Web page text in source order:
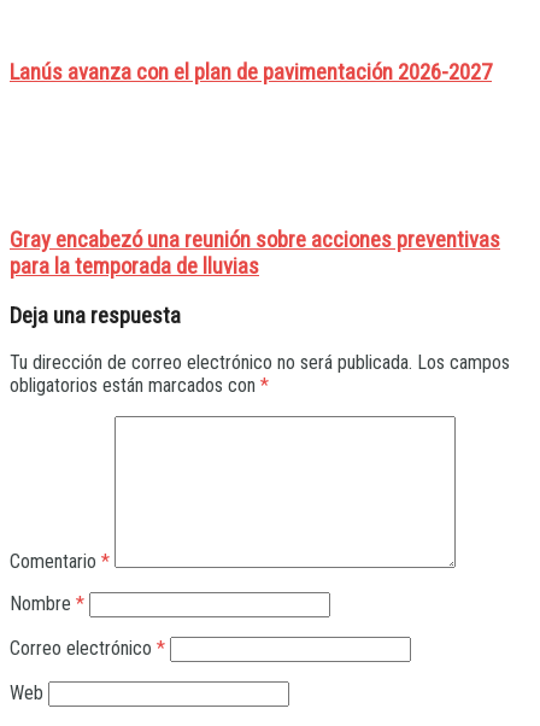
Lanús avanza con el plan de pavimentación 2026-2027
Gray encabezó una reunión sobre acciones preventivas
para la temporada de lluvias
Deja una respuesta
Tu dirección de correo electrónico no será publicada. Los campos
obligatorios están marcados con *
Comentario *
Nombre *
Correo electrónico *
Web